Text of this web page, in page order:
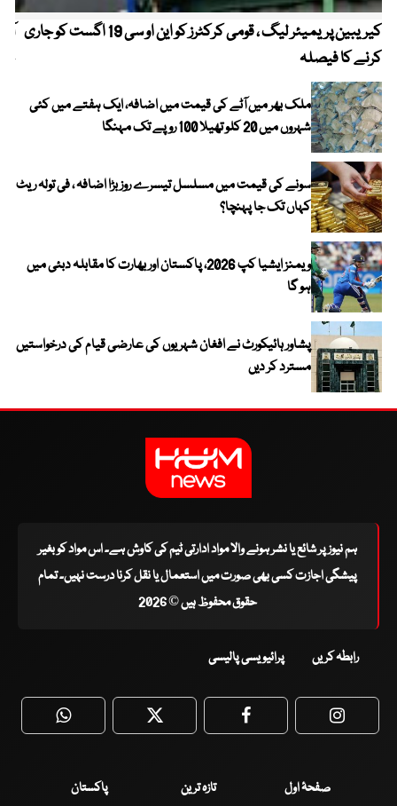
کیریبین پریمیئر لیگ ، قومی کرکٹرز کو این او سی 19 اگست کو جاری
کرنے کا فیصلہ
ملک بھر میں آٹے کی قیمت میں اضافہ، ایک ہفتے میں کئی
شہروں میں 20 کلو تھیلا 100 روپے تک مہنگا
سونے کی قیمت میں مسلسل تیسرے روز بڑا اضافہ ، فی تولہ ریٹ
کہاں تک جا پہنچا؟
ویمنز ایشیا کپ 2026، پاکستان اور بھارت کا مقابلہ دبئی میں
ہو گا
پشاور ہائیکورٹ نے افغان شہریوں کی عارضی قیام کی درخواستیں
مسترد کر دیں
ہم نیوز پر شائع یا نشر ہونے والا مواد ادارتی ٹیم کی کاوش ہے۔ اس مواد کو بغیر
پیشگی اجازت کسی بھی صورت میں استعمال یا نقل کرنا درست نہیں۔ تمام
حقوق محفوظ ہیں © 2026
رابطہ کریں پرائیویسی پالیسی
WhatsApp Twitter Facebook
صفحۂ اول تازہ ترین
پاکستان